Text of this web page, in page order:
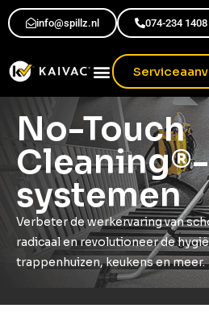
info@spillz.nl 074-234 1408
No-Touch
Cleaning®-
systemen
Verbeter de werkervaring van
radicaal en revolutioneer de
trappenhuizen, keukens en meer.